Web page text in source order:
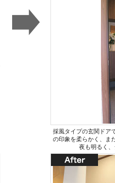
採風タイプの玄関ドア
の印象を柔らかく、ま
夜も明るく、